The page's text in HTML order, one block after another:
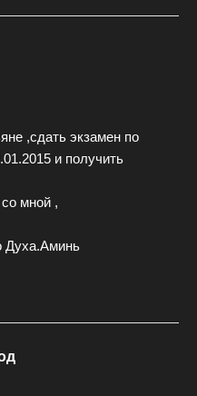
,сдать экзамен по
и получить
мной ,
Духа.Аминь